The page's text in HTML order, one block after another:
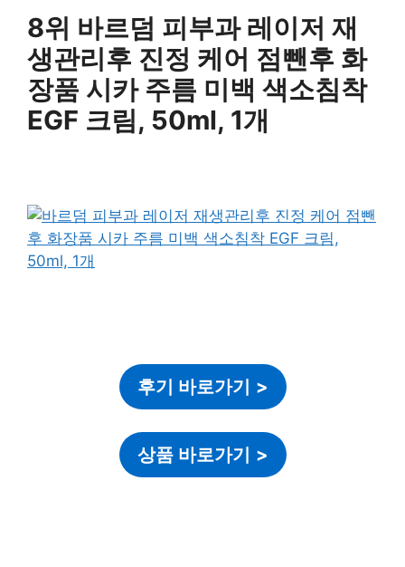
8위 바르덤 피부과 레이저 재
생관리후 진정 케어 점뺀후 화
장품 시카 주름 미백 색소침착
EGF 크림, 50ml, 1개
후기 바로가기 >
상품 바로가기 >